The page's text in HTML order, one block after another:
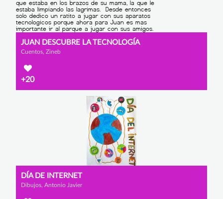
JUAN DESCUBRE LA TECNOLOGÍA
Cuentos, Zineb
+20
DÍA DE INTERNET
Dibujos, Antonio Javier